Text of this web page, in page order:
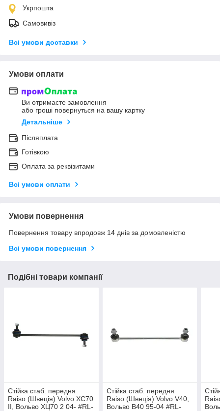
Укрпошта
Самовивіз
Всі умови доставки
Умови оплати
Ви отримаєте замовлення
або гроші повернуться на вашу картку
Детальніше
Післяплата
Готівкою
Оплата за реквізитами
Всі умови оплати
Умови повернення
Повернення товару впродовж 14 днів за домовленістю
Всі умови повернення
Подібні товари компанії
Стійка стаб. передня
Raiso (Швеція) Volvo XC70
II, Вольво ХЦ70 2 04- #RL-
Стійка стаб. передня
Raiso (Швеція) Volvo V40,
Вольво В40 95-04 #RL-